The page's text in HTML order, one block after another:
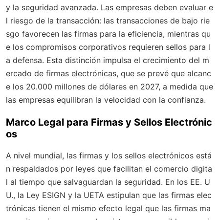
y la seguridad avanzada. Las empresas deben evaluar e
l riesgo de la transacción: las transacciones de bajo rie
sgo favorecen las firmas para la eficiencia, mientras qu
e los compromisos corporativos requieren sellos para l
a defensa. Esta distinción impulsa el crecimiento del m
ercado de firmas electrónicas, que se prevé que alcanc
e los 20.000 millones de dólares en 2027, a medida que
las empresas equilibran la velocidad con la confianza.
Marco Legal para Firmas y Sellos Electrónic
os
A nivel mundial, las firmas y los sellos electrónicos está
n respaldados por leyes que facilitan el comercio digita
l al tiempo que salvaguardan la seguridad. En los EE. U
U., la Ley ESIGN y la UETA estipulan que las firmas elec
trónicas tienen el mismo efecto legal que las firmas ma